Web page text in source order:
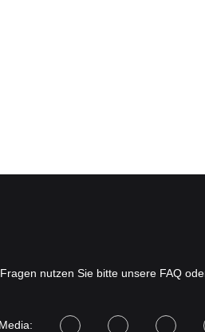
nutzen Sie bitte unsere FAQ